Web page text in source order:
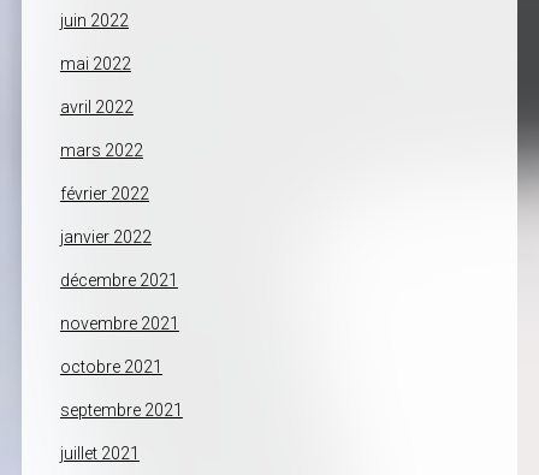
juin 2022
mai 2022
avril 2022
mars 2022
février 2022
janvier 2022
décembre 2021
novembre 2021
octobre 2021
septembre 2021
juillet 2021